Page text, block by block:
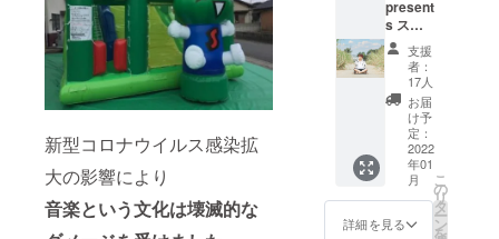
新型コロナウイルス感染拡
大の影響により
音楽という文化は壊滅的な
きま
す。 事
業内容
の一環
とし
て、そ
の資金
の一部
を徳島
市にぎ
わい交
流課や
公益財
present
s スペ
シャル
缶詰
コース
いただ
いた支
援金を
出演者
にイベ
ント出
演料と
してお
支援
者：
17人
お届
け予
定：
2022
年01
月
詳細を見る
こ
の
リ
タ
ー
ン
を